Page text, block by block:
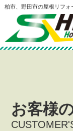
柏市、野田市の屋根リフォ
お客様